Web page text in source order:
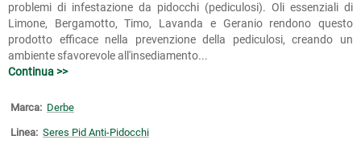
problemi di infestazione da pidocchi (pediculosi). Oli essenziali di
Limone, Bergamotto, Timo, Lavanda e Geranio rendono questo
prodotto efficace nella prevenzione della pediculosi, creando un
ambiente sfavorevole all'insediamento...
Continua >>
Marca: Derbe
Linea: Seres Pid Anti-Pidocchi